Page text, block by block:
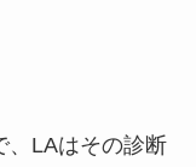
、LAはその診断